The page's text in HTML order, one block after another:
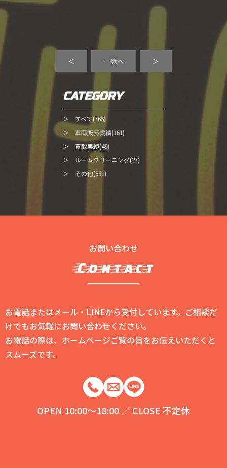
＜ 一覧へ ＞
CATEGORY
＞ すべて(765)
＞ 車両販売実績(161)
＞ 買取実績(49)
＞ ルームクリーニング(27)
＞ その他(531)
お問い合わせ
Contact
お電話またはメール・LINEから受付しています。ご相談だ
けでもお気軽にお問い合わせください。
お電話の際は、ホームページご覧の旨をお伝えいただくと
スムーズです。
OPEN 10:00～18:00 ／ CLOSE 不定休